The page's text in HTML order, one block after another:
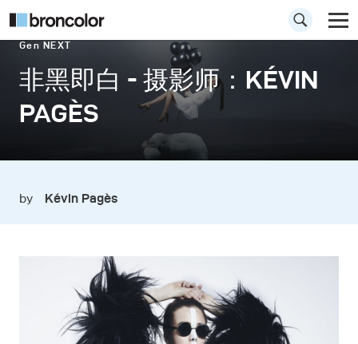
Gen NEXT
非黑即白 - 摄影师：KÉVIN
PAGÈS
by Kévin Pagès